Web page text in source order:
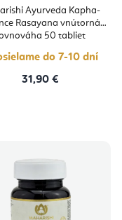
Ayurveda Kapha-
Rasayana vnútorná
50 tabliet
do 7-10 dní
31,90 €